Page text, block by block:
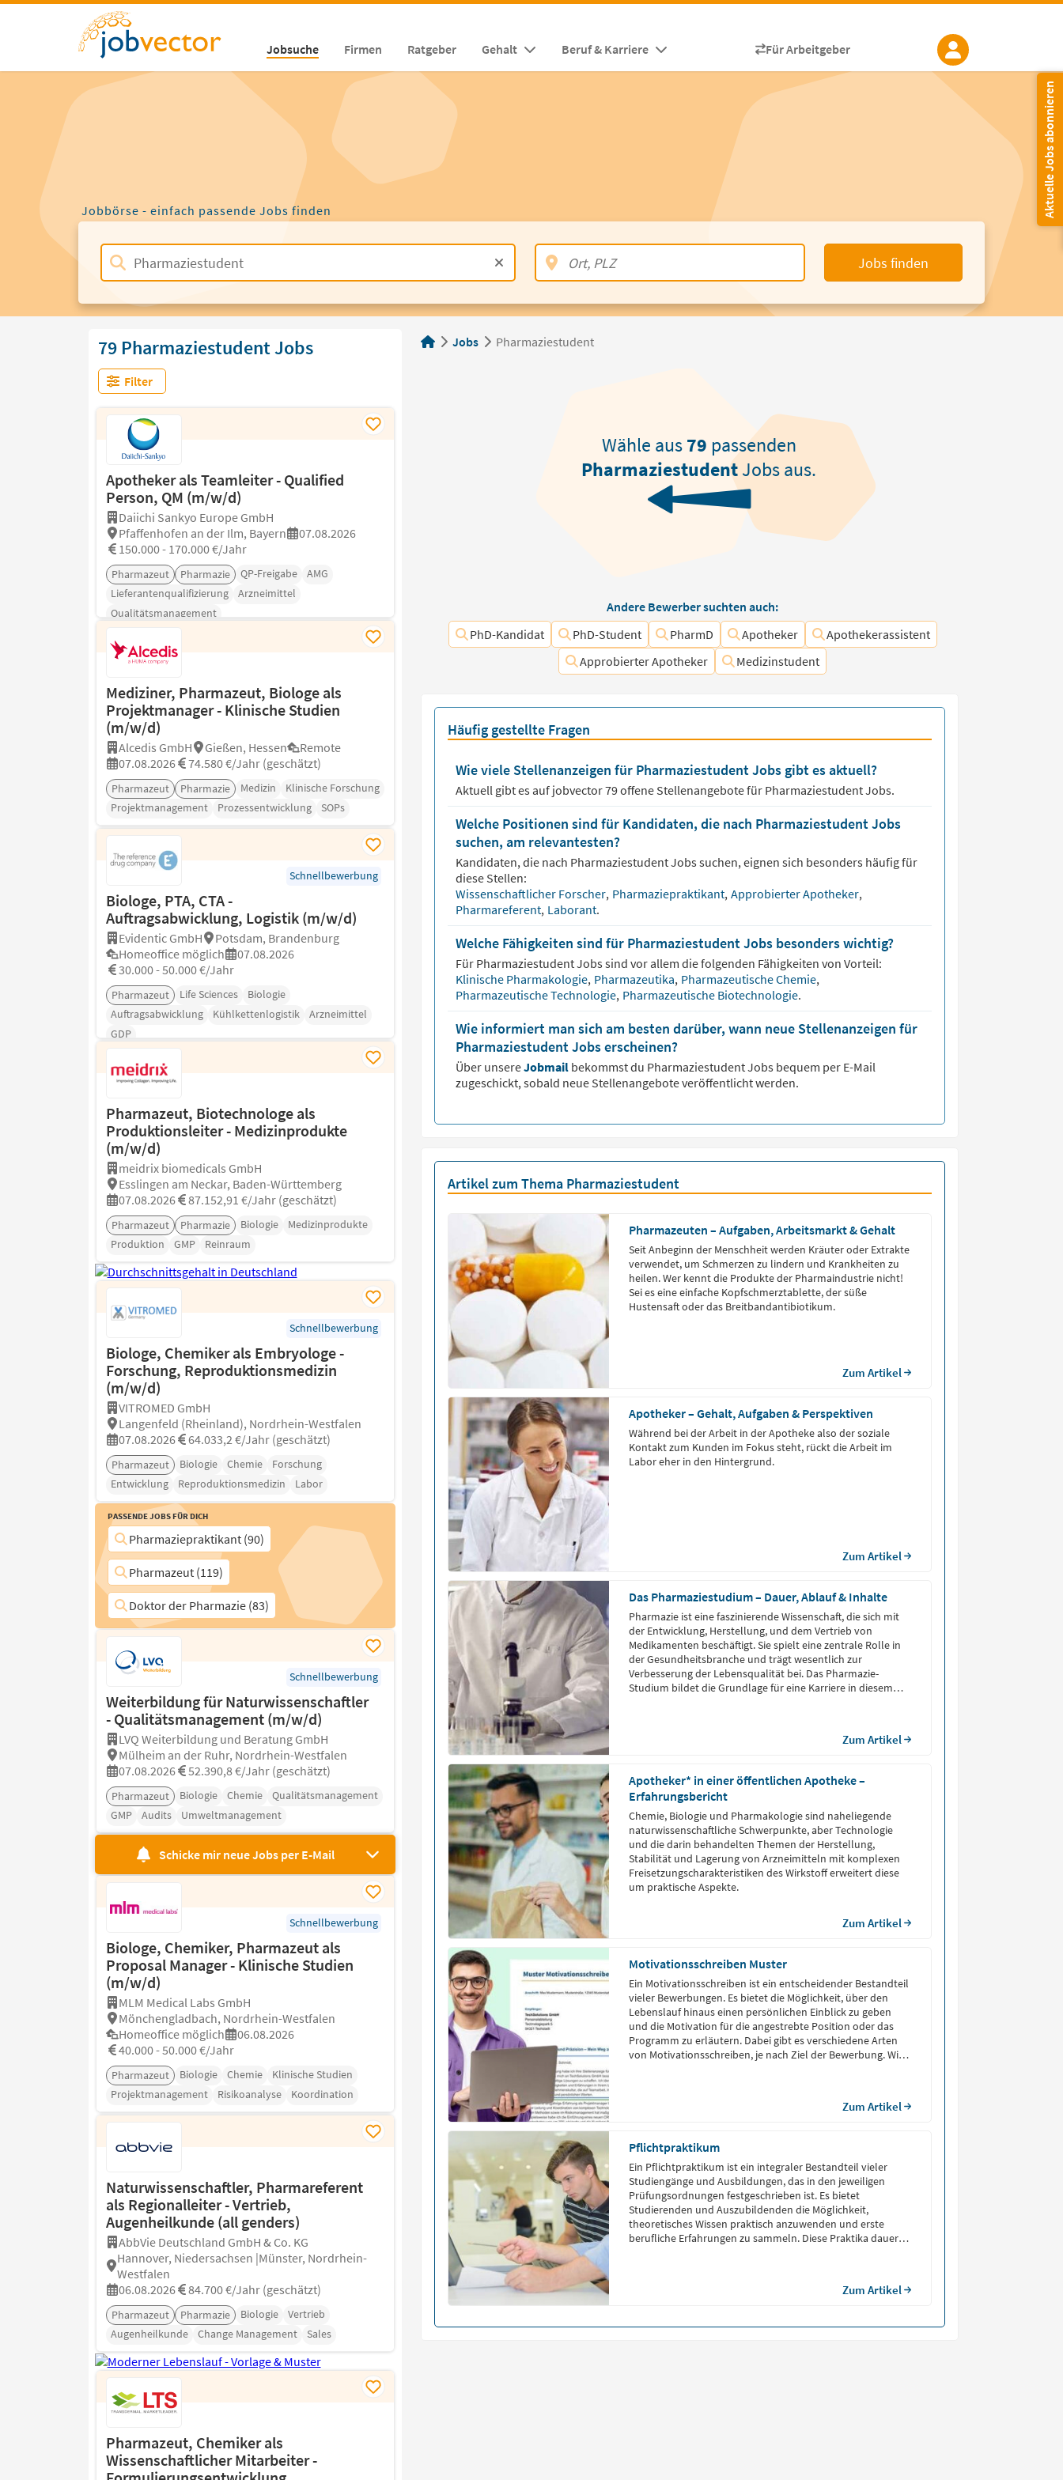
Jobsuche Firmen Ratgeber Gehalt Beruf & Karriere Für Arbeitgeber
Aktuelle Jobs abonnieren
Jobbörse - einfach passende Jobs finden
Jobs finden
79 Pharmaziestudent Jobs
Filter
Apotheker als Teamleiter - Qualified
Person, QM (m/w/d)
Daiichi Sankyo Europe GmbH
Pfaffenhofen an der Ilm, Bayern
07.08.2026
150.000 - 170.000 €/Jahr
Pharmazeut Pharmazie QP-Freigabe
AMG
Lieferantenqualifizierung
Arzneimittel
Qualitätsmanagement
Mediziner, Pharmazeut, Biologe als
Projektmanager - Klinische Studien
(m/w/d)
Alcedis GmbH Gießen, Hessen
Remote
07.08.2026
74.580 €/Jahr (geschätzt)
Pharmazeut Pharmazie Medizin
Klinische Forschung
Projektmanagement
Prozessentwicklung SOPs
Schnellbewerbung
Biologe, PTA, CTA -
Auftragsabwicklung, Logistik (m/w/d)
Evidentic GmbH
Potsdam, Brandenburg
Homeoffice möglich
07.08.2026
30.000 - 50.000 €/Jahr
Pharmazeut Life Sciences
Biologie
Auftragsabwicklung
Kühlkettenlogistik
Arzneimittel
GDP
Pharmazeut, Biotechnologe als
Produktionsleiter - Medizinprodukte
(m/w/d)
meidrix biomedicals GmbH
Esslingen am Neckar, Baden-Württemberg
07.08.2026
87.152,91 €/Jahr (geschätzt)
Pharmazeut Pharmazie Biologie
Medizinprodukte
Produktion
GMP Reinraum
Schnellbewerbung
Biologe, Chemiker als Embryologe -
Forschung, Reproduktionsmedizin
(m/w/d)
VITROMED GmbH
Langenfeld (Rheinland), Nordrhein-Westfalen
07.08.2026
64.033,2 €/Jahr (geschätzt)
Pharmazeut Biologie Chemie
Forschung
Entwicklung
Reproduktionsmedizin Labor
Passende Jobs für Dich
Pharmaziepraktikant (90)
Pharmazeut (119)
Doktor der Pharmazie (83)
Schnellbewerbung
Weiterbildung für Naturwissenschaftler
- Qualitätsmanagement (m/w/d)
LVQ Weiterbildung und Beratung GmbH
Mülheim an der Ruhr, Nordrhein-Westfalen
07.08.2026
52.390,8 €/Jahr (geschätzt)
Pharmazeut Biologie Chemie
Qualitätsmanagement
GMP
Audits Umweltmanagement
Schicke mir neue Jobs per E-Mail
Schnellbewerbung
Biologe, Chemiker, Pharmazeut als
Proposal Manager - Klinische Studien
(m/w/d)
MLM Medical Labs GmbH
Mönchengladbach, Nordrhein-Westfalen
Homeoffice möglich
06.08.2026
40.000 - 50.000 €/Jahr
Pharmazeut Biologie Chemie
Klinische Studien
Projektmanagement
Risikoanalyse Koordination
Naturwissenschaftler, Pharmareferent
als Regionalleiter - Vertrieb,
Augenheilkunde (all genders)
AbbVie Deutschland GmbH & Co. KG
Hannover, Niedersachsen |Münster, Nordrhein-
Westfalen
06.08.2026
84.700 €/Jahr (geschätzt)
Pharmazeut Pharmazie Biologie
Vertrieb
Augenheilkunde
Change Management Sales
Pharmazeut, Chemiker als
Wissenschaftlicher Mitarbeiter -
Jobs Pharmaziestudent
Wähle aus79 passenden
PharmaziestudentJobs aus.
Andere Bewerber suchten auch:
PhD-Kandidat
PhD-Student PharmD Apotheker
Apothekerassistent
Approbierter Apotheker
Medizinstudent
Häufig gestellte Fragen
Wie viele Stellenanzeigen für Pharmaziestudent Jobs gibt es aktuell?
Aktuell gibt es auf jobvector79offene Stellenangebote für Pharmaziestudent Jobs.
Welche Positionen sind für Kandidaten, die nach Pharmaziestudent Jobs
suchen, am relevantesten?
Kandidaten, die nach PharmaziestudentJobs suchen, eignen sich besonders häufig für
diese Stellen:
Wissenschaftlicher Forscher, Pharmaziepraktikant, Approbierter Apotheker,
Pharmareferent, Laborant.
Welche Fähigkeiten sind für Pharmaziestudent Jobs besonders wichtig?
Für PharmaziestudentJobs sind vor allem die folgenden Fähigkeiten von Vorteil:
Klinische Pharmakologie, Pharmazeutika, Pharmazeutische Chemie,
Pharmazeutische Technologie, Pharmazeutische Biotechnologie.
Wie informiert man sich am besten darüber, wann neue Stellenanzeigen für
Pharmaziestudent Jobs erscheinen?
Über unsereJobmail bekommst du PharmaziestudentJobs bequem per E-Mail
zugeschickt, sobald neue Stellenangebote veröffentlicht werden.
Artikel zum Thema Pharmaziestudent
Pharmazeuten – Aufgaben, Arbeitsmarkt & Gehalt
Seit Anbeginn der Menschheit werden Kräuter oder Extrakte
verwendet, um Schmerzen zu lindern und Krankheiten zu
heilen. Wer kennt die Produkte der Pharmaindustrie nicht!
Sei es eine einfache Kopfschmerztablette, der süße
Hustensaft oder das Breitbandantibiotikum.
Zum Artikel
Apotheker – Gehalt, Aufgaben & Perspektiven
Wäh­rend bei der Ar­beit in der Apo­the­ke also der so­zia­le
Kon­takt zum Kun­den im Fokus steht, rückt die Ar­beit im
Labor eher in den Hin­ter­grund.
Zum Artikel
Das Pharmaziestudium – Dauer, Ablauf & Inhalte
Pharmazie ist eine faszinierende Wissenschaft, die sich mit
der Entwicklung, Herstellung, und dem Vertrieb von
Medikamenten beschäftigt. Sie spielt eine zentrale Rolle in
der Gesundheitsbranche und trägt wesentlich zur
Verbesserung der Lebensqualität bei. Das Pharmazie-
Studium bildet die Grundlage für eine Karriere in diesem
Zum Artikel
Apotheker* in einer öffentlichen Apotheke –
Erfahrungsbericht
Chemie, Biologie und Pharmakologie sind naheliegende
naturwissenschaftliche Schwerpunkte, aber Technologie
und die darin behandelten Themen der Herstellung,
Stabilität und Lagerung von Arzneimitteln mit komplexen
Freisetzungscharakteristiken des Wirkstoff erweitert diese
um praktische Aspekte.
Zum Artikel
Motivationsschreiben Muster
Ein Motivationsschreiben ist ein entscheidender Bestandteil
vieler Bewerbungen. Es bietet die Möglichkeit, über den
Lebenslauf hinaus einen persönlichen Einblick zu geben
und die Motivation für die angestrebte Position oder das
Programm zu erläutern. Dabei gibt es verschiedene Arten
von Motivationsschreiben, je nach Ziel der Bewerbung. Wir
Zum Artikel
Pflichtpraktikum
Ein Pflichtpraktikum ist ein integraler Bestandteil vieler
Studiengänge und Ausbildungen, das in den jeweiligen
Prüfungsordnungen festgeschrieben ist. Es bietet
Studierenden und Auszubildenden die Möglichkeit,
theoretisches Wissen praktisch anzuwenden und erste
berufliche Erfahrungen zu sammeln. Diese Praktika dauern
Zum Artikel